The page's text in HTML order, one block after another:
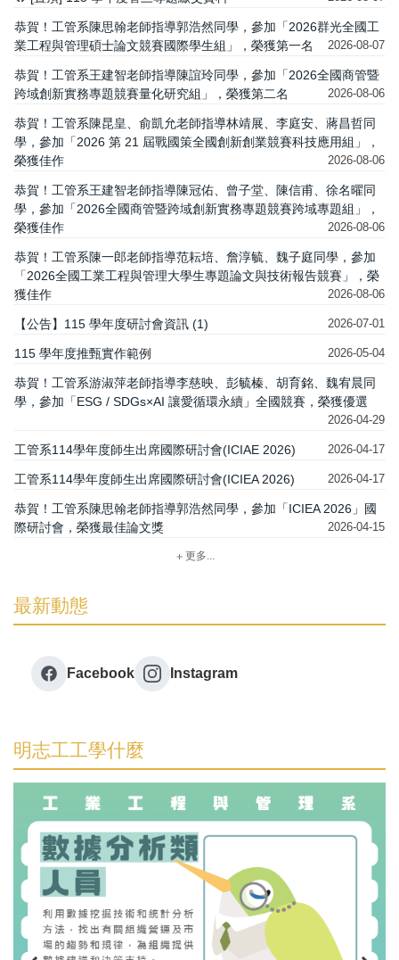
恭賀！工管系陳思翰老師指導郭浩然同學，參加「2026群光全國工
業工程與管理碩士論文競賽國際學生組」，榮獲第一名
2026-08-07
恭賀！工管系王建智老師指導陳誼玲同學，參加「2026全國商管暨
跨域創新實務專題競賽量化研究組」，榮獲第二名
2026-08-06
恭賀！工管系陳昆皇、俞凱允老師指導林靖展、李庭安、蔣昌哲同
學，參加「2026 第 21 屆戰國策全國創新創業競賽科技應用組」，
榮獲佳作
2026-08-06
恭賀！工管系王建智老師指導陳冠佑、曾子堂、陳信甫、徐名曜同
學，參加「2026全國商管暨跨域創新實務專題競賽跨域專題組」，
榮獲佳作
2026-08-06
恭賀！工管系陳一郎老師指導范耘培、詹淳毓、魏子庭同學，參加
「2026全國工業工程與管理大學生專題論文與技術報告競賽」，榮
獲佳作
2026-08-06
【公告】115 學年度研討會資訊 (1) 2026-07-01
115 學年度推甄實作範例 2026-05-04
恭賀！工管系游淑萍老師指導李慈映、彭毓榛、胡育銘、魏宥晨同
學，參加「ESG / SDGs×AI 讓愛循環永續」全國競賽，榮獲優選
2026-04-29
工管系114學年度師生出席國際研討會(ICIAE 2026) 2026-04-17
工管系114學年度師生出席國際研討會(ICIEA 2026) 2026-04-17
恭賀！工管系陳思翰老師指導郭浩然同學，參加「ICIEA 2026」國
際研討會，榮獲最佳論文獎
2026-04-15
更多...
最新動態
Facebook Instagram
明志工工學什麼